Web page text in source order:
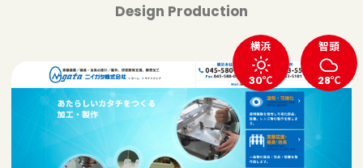
Design Production
横浜
30℃
智頭
28℃